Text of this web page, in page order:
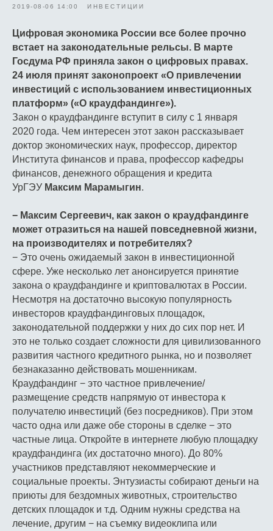
2019-08-06 14:00 ИНВЕСТИЦИИ
Цифровая экономика России все более прочно
встает на законодательные рельсы. В марте
Госдума РФ приняла закон о цифровых правах.
24 июля принят законопроект «О привлечении
инвестиций с использованием инвестиционных
платформ» («О краудфандинге»).
Закон о краудфандинге вступит в силу с 1 января
2020 года. Чем интересен этот закон рассказывает
доктор экономических наук, профессор, директор
Института финансов и права, профессор кафедры
финансов, денежного обращения и кредита
УрГЭУ Максим Марамыгин.
− Максим Сергеевич, как закон о краудфандинге
может отразиться на нашей повседневной жизни,
на производителях и потребителях?
− Это очень ожидаемый закон в инвестиционной
сфере. Уже несколько лет анонсируется принятие
закона о краудфандинге и криптовалютах в России.
Несмотря на достаточно высокую популярность
инвесторов краудфандинговых площадок,
законодательной поддержки у них до сих пор нет. И
это не только создает сложности для цивилизованного
развития частного кредитного рынка, но и позволяет
безнаказанно действовать мошенникам.
Краудфандинг − это частное привлечение/
размещение средств напрямую от инвестора к
получателю инвестиций (без посредников). При этом
часто одна или даже обе стороны в сделке − это
частные лица. Откройте в интернете любую площадку
краудфандинга (их достаточно много). До 80%
участников представляют некоммерческие и
социальные проекты. Энтузиасты собирают деньги на
приюты для бездомных животных, строительство
детских площадок и т.д. Одним нужны средства на
лечение, другим − на съемку видеоклипа или